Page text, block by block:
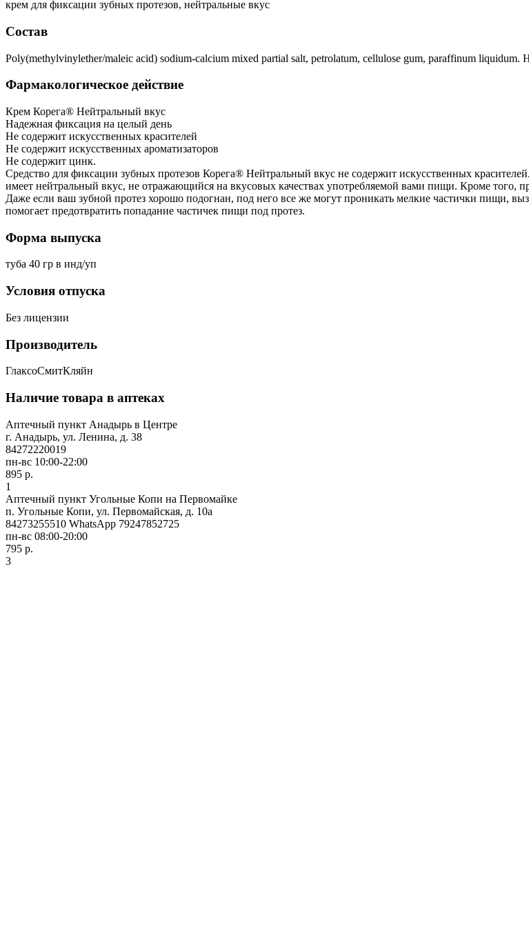
крем для фиксации зубных протезов, нейтральные вкус
Состав
Poly(methylvinylether/maleic acid) sodium-calcium mixed partial salt, petrolatum, cellulose gum, paraffinum liquidum.
Фармакологическое действие
Крем Корега® Нейтральный вкус
Надежная фиксация на целый день
Не содержит искусственных красителей
Не содержит искусственных ароматизаторов
Не содержит цинк.
Средство для фиксации зубных протезов Корега® Нейтральный вкус не содержит искусственных
имеет нейтральный вкус, не отражающийся на вкусовых качествах употребляемой вами пищи. Кроме того,
Даже если ваш зубной протез хорошо подогнан, под него все же могут проникать мелкие частички пищи,
помогает предотвратить попадание частичек пищи под протез.
Форма выпуска
туба 40 гр в инд/уп
Условия отпуска
Без лицензии
Производитель
ГлаксоСмитКляйн
Наличие товара в аптеках
Аптечный пункт Анадырь в Центре
г. Анадырь, ул. Ленина, д. 38
84272220019
пн-вс 10:00-22:00
895 р.
1
Аптечный пункт Угольные Копи на Первомайке
п. Угольные Копи, ул. Первомайская, д. 10а
84273255510 WhatsApp 79247852725
пн-вс 08:00-20:00
795 р.
3